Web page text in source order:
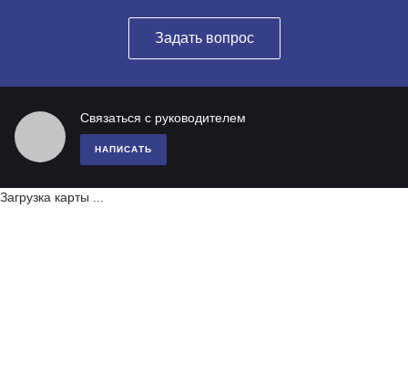
Задать вопрос
Связаться с руководителем
НАПИСАТЬ
Загрузка карты ...